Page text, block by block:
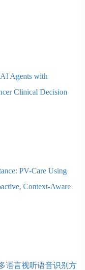
Agents with
Clinical Decision
PV-Care Using
Context-Aware
语言视听语音识别方